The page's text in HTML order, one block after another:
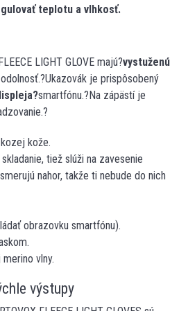
teplotu a vlhkosť.
LIGHT GLOVE majú?vystuženú
je prispôsobený
smartfónu.?Na zápästí je
kože.
tiež slúži na zavesenie
nahor, takže ti nebude do nich
obrazovku smartfónu).
vlny.
výstupy